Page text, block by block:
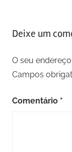
Deixe um
O seu
Campos
Comentário *